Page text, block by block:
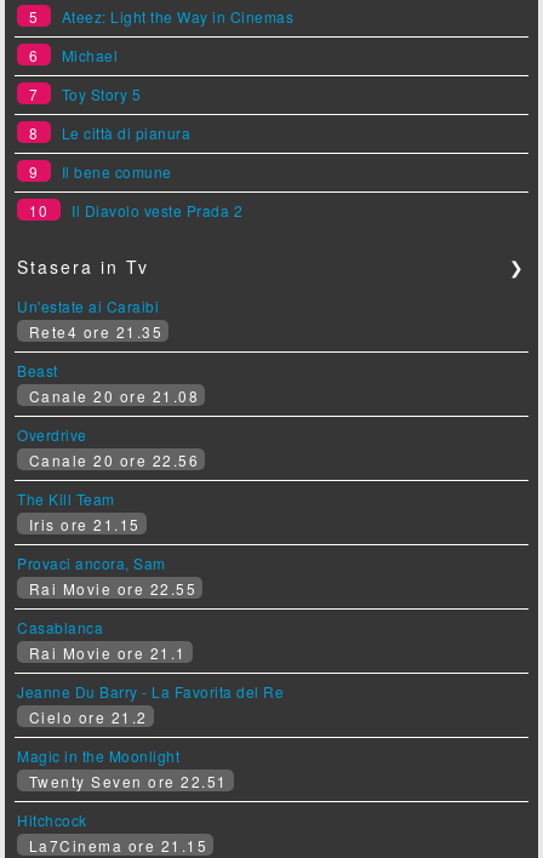
5
Ateez: Light the Way in Cinemas
6
Michael
7
Toy Story 5
8
Le città di pianura
9
Il bene comune
10
Il Diavolo veste Prada 2
Stasera in Tv ❯
Un'estate ai Caraibi
Rete4 ore 21.35
Beast
Canale 20 ore 21.08
Overdrive
Canale 20 ore 22.56
The Kill Team
Iris ore 21.15
Provaci ancora, Sam
Rai Movie ore 22.55
Casablanca
Rai Movie ore 21.1
Jeanne Du Barry - La Favorita del Re
Cielo ore 21.2
Magic in the Moonlight
Twenty Seven ore 22.51
Hitchcock
La7Cinema ore 21.15